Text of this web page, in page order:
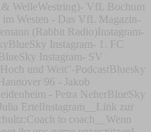
WelleWestring)- VfL Bochum
Westen - Das VfL Magazin-
(Rabbit Radio)Instagram-
Instagram- 1. FC
Instagram- SV
und Weit"-PodcastBluesky
96 - Jakob
- Petra NeherBlueSky
ErtelInstagram__Link zur
to coach__Wenn